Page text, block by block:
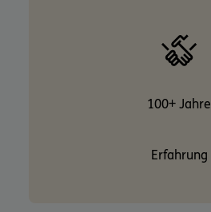
100+ Jahre
Erfahrung